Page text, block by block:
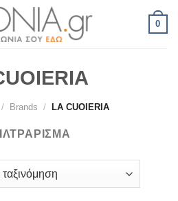
0
/ Brands / LA CUOIERIA